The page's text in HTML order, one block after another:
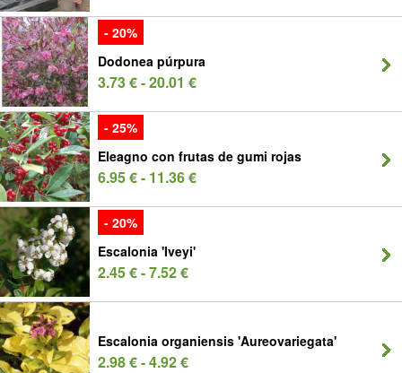
- 20%
Dodonea púrpura
3.73 € - 20.01 €
- 25%
Eleagno con frutas de gumi rojas
6.95 € - 11.36 €
- 20%
Escalonia 'Iveyi'
2.45 € - 7.52 €
Escalonia organiensis 'Aureovariegata'
2.98 € - 4.92 €